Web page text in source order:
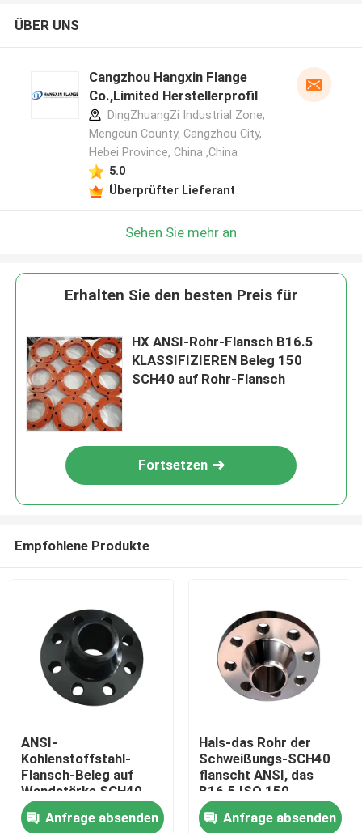
ÜBER UNS
Cangzhou Hangxin Flange
Co.,Limited Herstellerprofil
DingZhuangZi Industrial Zone,
Mengcun County, Cangzhou City,
Hebei Province, China ,China
5.0
Überprüfter Lieferant
Sehen Sie mehr an
Erhalten Sie den besten Preis für
HX ANSI-Rohr-Flansch B16.5
KLASSIFIZIEREN Beleg 150
SCH40 auf Rohr-Flansch
Fortsetzen
Empfohlene Produkte
ANSI-
Kohlenstoffstahl-
Flansch-Beleg auf
Wandstärke SCH40
SCH80 der Klassen-
150Anfrage absenden
Hals-das Rohr der
Schweißungs-SCH40
flanscht ANSI, das
B16.5 ISO 150
bescheinigt
KLASSIFIZIEREN
Anfrage absenden